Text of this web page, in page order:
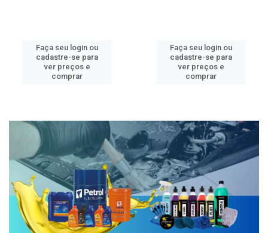
Faça seu login ou
cadastre-se para
ver preços e
comprar
Faça seu login ou
cadastre-se para
ver preços e
comprar